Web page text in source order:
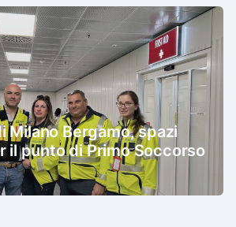
Milano Bergamo, spazi
il punto di Primo Soccorso